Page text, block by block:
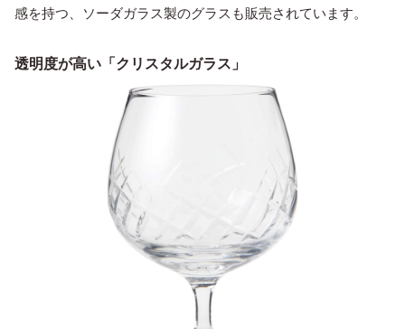
感を持つ、ソーダガラス製のグラスも販売されています。
透明度が高い「クリスタルガラス」